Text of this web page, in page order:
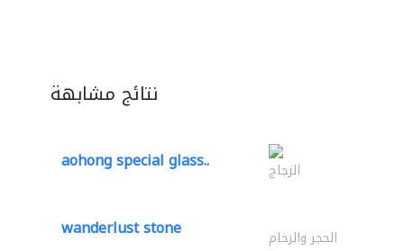
نتائج مشابهة
aohong special glass.. الزجاج
wanderlust stone الحجر والرخام